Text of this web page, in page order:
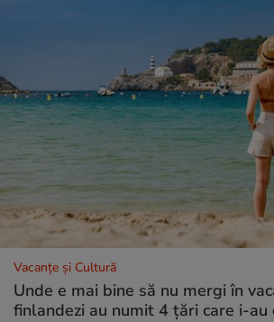
Vacanțe și Cultură
Unde e mai bine să nu mergi în
finlandezi au numit 4 țări care i-au